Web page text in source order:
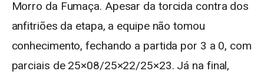
Morro da Fumaça. Apesar da torcida contra dos
anfitriões da etapa, a equipe não tomou
conhecimento, fechando a partida por 3 a 0, com
parciais de 25×08/25×22/25×23. Já na final,